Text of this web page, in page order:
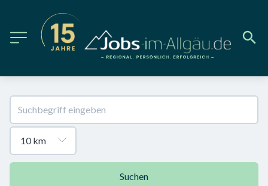
Suchen